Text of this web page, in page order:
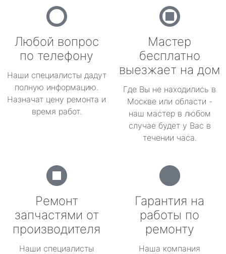
Любой вопрос
по телефону
Наши специалисты дадут
полную информацию.
Назначат цену ремонта и
время работ.
Мастер
бесплатно
выезжает на дом
Где Вы не находились в
Москве или области -
наш мастер в любом
случае будет у Вас в
течении часа.
Ремонт
запчастями от
производителя
Наши специалисты
Гарантия на
работы по
ремонту
Наша компания